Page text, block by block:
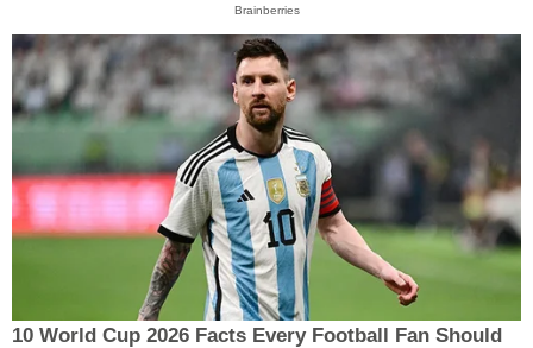
Brainberries
10 World Cup 2026 Facts Every Football Fan Should